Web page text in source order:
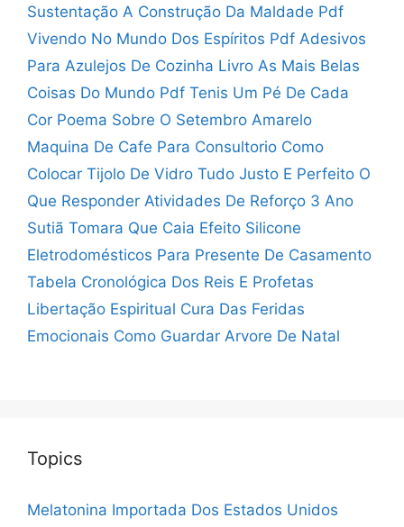
Sustentação A Construção Da Maldade Pdf
Vivendo No Mundo Dos Espíritos Pdf Adesivos
Para Azulejos De Cozinha Livro As Mais Belas
Coisas Do Mundo Pdf Tenis Um Pé De Cada
Cor Poema Sobre O Setembro Amarelo
Maquina De Cafe Para Consultorio Como
Colocar Tijolo De Vidro Tudo Justo E Perfeito O
Que Responder Atividades De Reforço 3 Ano
Sutiã Tomara Que Caia Efeito Silicone
Eletrodomésticos Para Presente De Casamento
Tabela Cronológica Dos Reis E Profetas
Libertação Espiritual Cura Das Feridas
Emocionais Como Guardar Arvore De Natal
Topics
Melatonina Importada Dos Estados Unidos